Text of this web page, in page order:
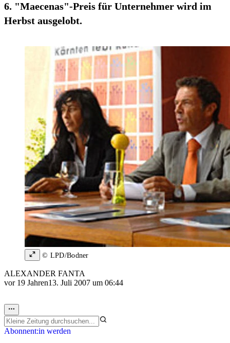
6. "Maecenas"-Preis für Unternehmer wird im
Herbst ausgelobt.
© LPD/Bodner
ALEXANDER FANTA
vor 19 Jahren13. Juli 2007 um 06:44
Abonnent:in werden